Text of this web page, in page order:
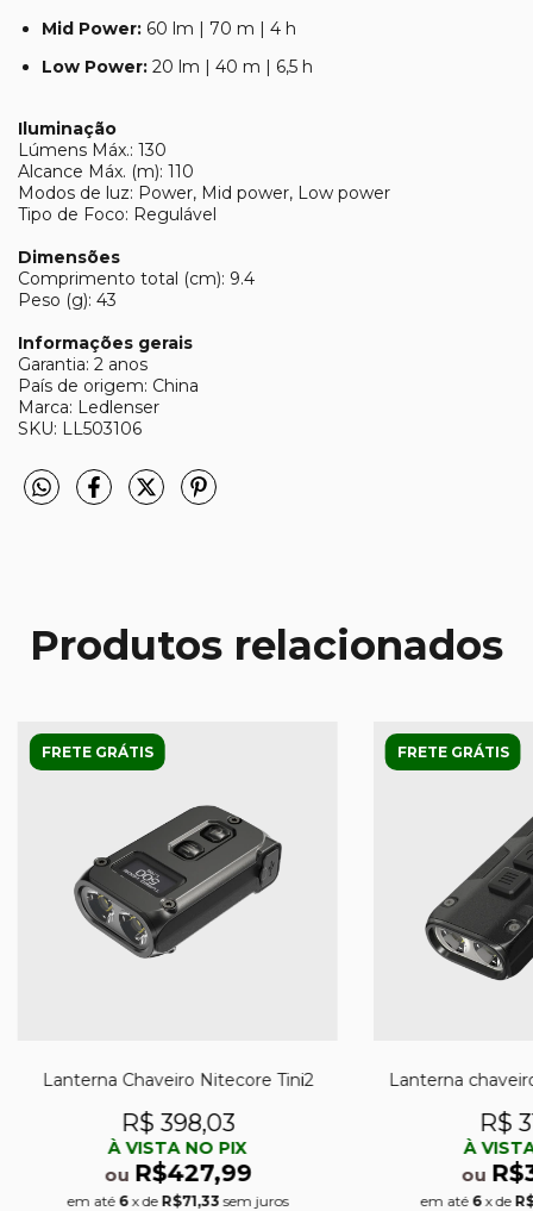
Mid Power: 60 lm | 70 m | 4 h
Low Power: 20 lm | 40 m | 6,5 h
Iluminação
Lúmens Máx.: 130
Alcance Máx. (m): 110
Modos de luz: Power, Mid power, Low power
Tipo de Foco: Regulável
Dimensões
Comprimento total (cm): 9.4
Peso (g): 43
Informações gerais
Garantia: 2 anos
País de origem: China
Marca: Ledlenser
SKU: LL503106
Produtos relacionados
FRETE GRÁTIS
Lanterna Chaveiro Nitecore Tini2
R$ 398,03
À VISTA NO PIX
ou R$427,99
em até 6 x de R$71,33 sem juros
FRETE GRÁTIS
Lanterna
R$
À
ou
em até 6 x de